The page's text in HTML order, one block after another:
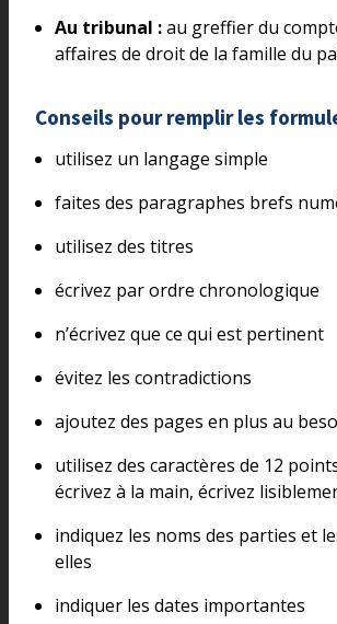
Au tribunal :au greffier du
affaires de droit de la famille du
Conseils pour remplir les
utilisez un langage simple
faites des paragraphes brefs
utilisez des titres
écrivez par ordre chronologique
n’écrivez que ce qui est pertinent
évitez les contradictions
ajoutez des pages en plus au
utilisez des caractères de 12
écrivez à la main, écrivez
indiquez les noms des parties et
elles
indiquer les dates importantes